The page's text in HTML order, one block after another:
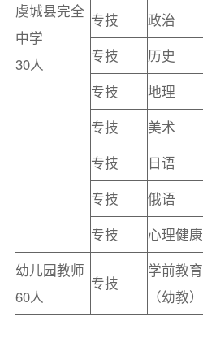
虞城县完全
中学
30人
专技
政治
专技
历史
专技
地理
专技
美术
专技
日语
专技
俄语
专技
心理健康
幼儿园教师
60人
专技
学前教育
（幼教）